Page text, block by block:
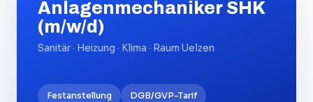
Anlagenmechaniker SHK
(m/w/d)
Sanitär · Heizung · Klima · Raum Uelzen
Festanstellung DGB/GVP-Tarif